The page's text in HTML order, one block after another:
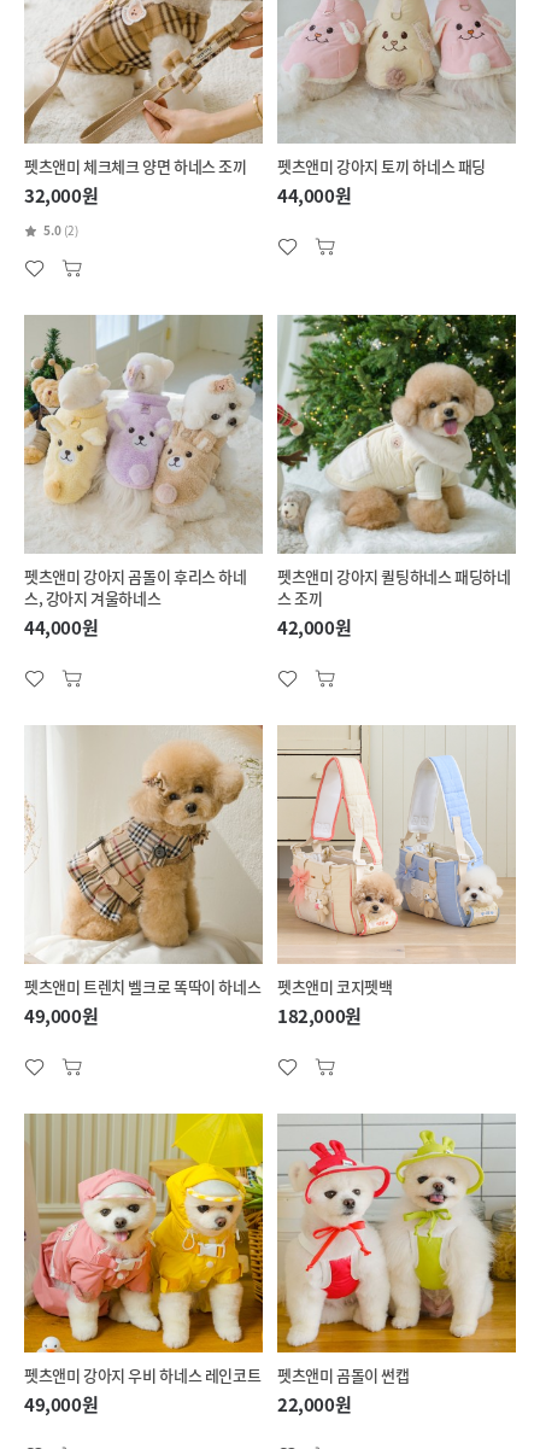
펫츠앤미 체크체크 양면 하네스 조끼
32,000원
5.0 (2)
펫츠앤미 강아지 토끼 하네스 패딩
44,000원
펫츠앤미 강아지 곰돌이 후리스 하네
스, 강아지 겨울하네스
44,000원
펫츠앤미 강아지 퀼팅하네스 패딩하네
스 조끼
42,000원
펫츠앤미 트렌치 벨크로 똑딱이 하네스
49,000원
펫츠앤미 코지펫백
182,000원
펫츠앤미 강아지 우비 하네스 레인코트
49,000원
펫츠앤미 곰돌이 썬캡
22,000원